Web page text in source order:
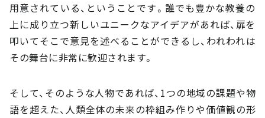
用意されている、ということです。誰でも豊かな教養の
上に成り立つ新しいユニークなアイデアがあれば、扉を
叩いてそこで意見を述べることができるし、われわれは
その舞台に非常に歓迎されます。
そして、そのような人物であれば、1つの地域の課題や物
語を超えた、人類全体の未来の枠組み作りや価値観の形